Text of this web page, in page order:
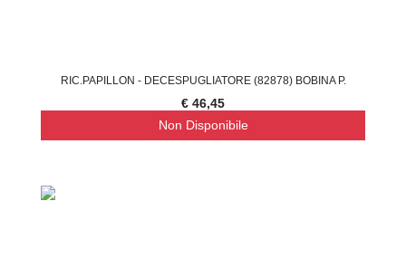
RIC.PAPILLON - DECESPUGLIATORE (82878) BOBINA P.
€ 46,45
Non Disponibile